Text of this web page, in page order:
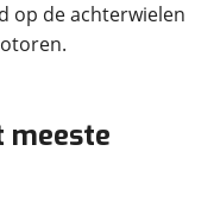
op de achterwielen
meeste